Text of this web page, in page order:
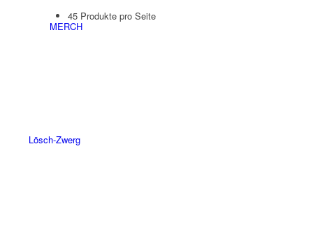
MERCH
Lösch-Zwerg
45 Produkte pro Seite